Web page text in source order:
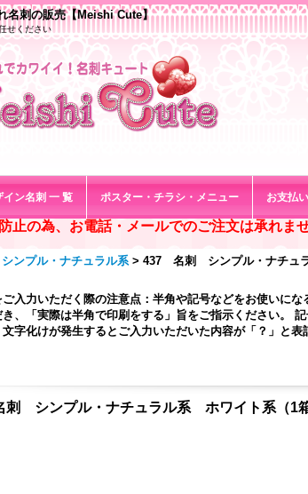
名刺の販売【Meishi Cute】
せください
イン名刺 一 覧 ポスター・チラシ・メニュー お支払
止の為、お電話・メールでのご注文は承れま
シンプル・ナチュラル系 > 437 名刺 シンプル・ナチュ
ご入力いただく際の注意点：半角や記号などをお使いに
き、「実際は半角で印刷をする」旨をご指示ください。
字化けが発生するとご入力いただいた内容が「？」と
シンプル・ナチュラル系 ホワイト系（1箱